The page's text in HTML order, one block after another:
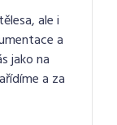
ale i
a
jako na
a za